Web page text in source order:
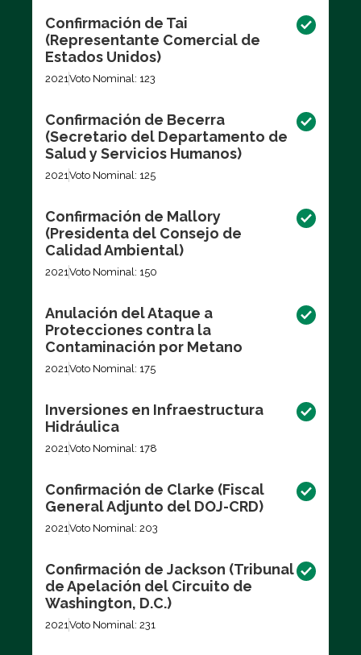
Confirmación de Tai
(Representante Comercial de
Estados Unidos)
2021Voto Nominal: 123
Confirmación de Becerra
(Secretario del Departamento de
Salud y Servicios Humanos)
2021Voto Nominal: 125
Confirmación de Mallory
(Presidenta del Consejo de
Calidad Ambiental)
2021Voto Nominal: 150
Anulación del Ataque a
Protecciones contra la
Contaminación por Metano
2021Voto Nominal: 175
Inversiones en Infraestructura
Hidráulica
2021Voto Nominal: 178
Confirmación de Clarke (Fiscal
General Adjunto del DOJ-CRD)
2021Voto Nominal: 203
Confirmación de Jackson (Tribunal
de Apelación del Circuito de
Washington, D.C.)
2021Voto Nominal: 231